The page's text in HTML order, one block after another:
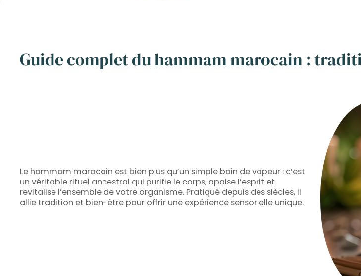
Guide complet du hammam marocain :
Le hammam marocain est bien plus qu’un simple bain de vapeur : c’est
un véritable rituel ancestral qui purifie le corps, apaise l’esprit et
revitalise l’ensemble de votre organisme. Pratiqué depuis des siècles, il
allie tradition et bien-être pour offrir une expérience sensorielle unique.